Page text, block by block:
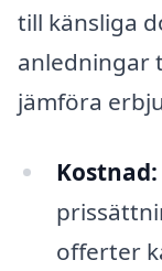
till känsliga
anledningar
jämföra
Kostnad:
offerter